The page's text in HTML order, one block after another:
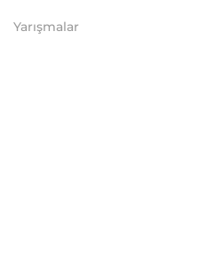
Yarışmalar